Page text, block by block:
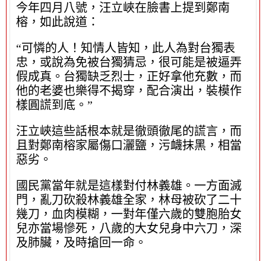
今年四月八號，汪立峽在臉書上提到鄭南
榕，如此說道：
“可憐的人！知情人皆知，此人為對台獨表
忠，或說為免被台獨猜忌，很可能是被逼弄
假成真。台獨缺乏烈士，正好拿他充數，而
他的老婆也樂得不揭穿，配合演出，裝模作
樣圓謊到底。”
汪立峽這些話根本就是徹頭徹尾的謊言，而
且對鄭南榕家屬傷口灑鹽，污衊抹黑，相當
惡劣。
國民黨當年就是這樣對付林義雄。一方面滅
門，亂刀砍殺林義雄全家，林母被砍了二十
幾刀，血肉模糊，一對年僅六歲的雙胞胎女
兒亦當場慘死，八歲的大女兒身中六刀，深
及肺臟，及時搶回一命。